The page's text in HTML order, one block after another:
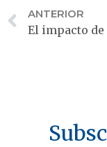
ANTERIOR